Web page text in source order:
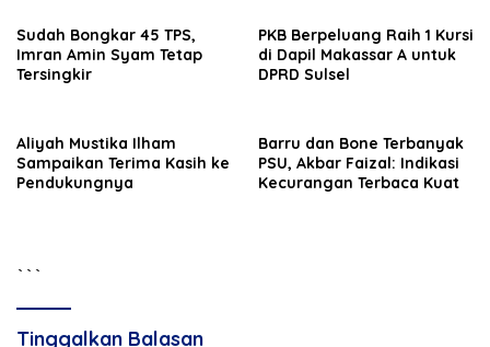
Sudah Bongkar 45 TPS,
Imran Amin Syam Tetap
Tersingkir
PKB Berpeluang Raih 1 Kursi
di Dapil Makassar A untuk
DPRD Sulsel
Aliyah Mustika Ilham
Sampaikan Terima Kasih ke
Pendukungnya
Barru dan Bone Terbanyak
PSU, Akbar Faizal: Indikasi
Kecurangan Terbaca Kuat
```
Tinggalkan Balasan